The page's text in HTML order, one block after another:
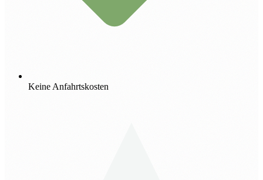
Keine Anfahrtskosten